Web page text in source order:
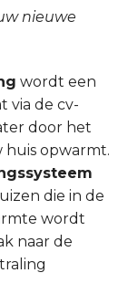
nieuwe
wordt een
via de cv-
door het
huis opwarmt.
die in de
wordt
naar de